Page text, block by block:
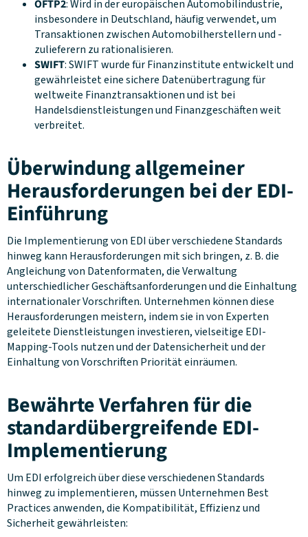
OFTP2: Wird in der europäischen Automobilindustrie,
insbesondere in Deutschland, häufig verwendet, um
Transaktionen zwischen Automobilherstellern und -
zulieferern zu rationalisieren.
SWIFT: SWIFT wurde für Finanzinstitute entwickelt und
gewährleistet eine sichere Datenübertragung für
weltweite Finanztransaktionen und ist bei
Handelsdienstleistungen und Finanzgeschäften weit
verbreitet.
Überwindung allgemeiner
Herausforderungen bei der EDI-
Einführung
Die Implementierung von EDI über verschiedene Standards
hinweg kann Herausforderungen mit sich bringen, z. B. die
Angleichung von Datenformaten, die Verwaltung
unterschiedlicher Geschäftsanforderungen und die Einhaltung
internationaler Vorschriften. Unternehmen können diese
Herausforderungen meistern, indem sie in von Experten
geleitete Dienstleistungen investieren, vielseitige EDI-
Mapping-Tools nutzen und der Datensicherheit und der
Einhaltung von Vorschriften Priorität einräumen.
Bewährte Verfahren für die
standardübergreifende EDI-
Implementierung
Um EDI erfolgreich über diese verschiedenen Standards
hinweg zu implementieren, müssen Unternehmen Best
Practices anwenden, die Kompatibilität, Effizienz und
Sicherheit gewährleisten: